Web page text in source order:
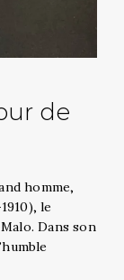
de
homme,
le
Dans son